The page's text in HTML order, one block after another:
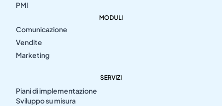
PMI
MODULI
Comunicazione
Vendite
Marketing
SERVIZI
Piani di implementazione
Sviluppo su misura